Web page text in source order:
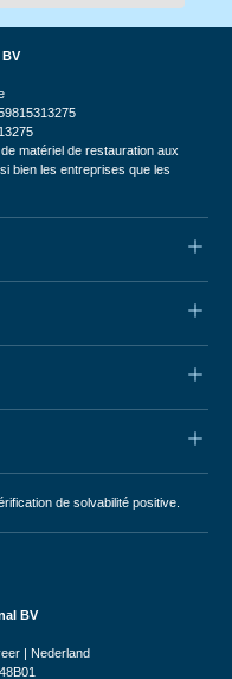
matériel de restauration aux
bien les entreprises que les
de solvabilité positive.
BV
| Nederland